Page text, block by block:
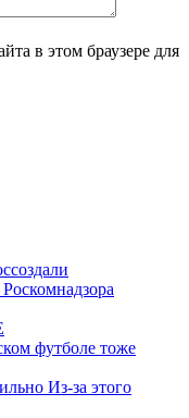
в этом браузере для
футболе тоже
Из-за этого